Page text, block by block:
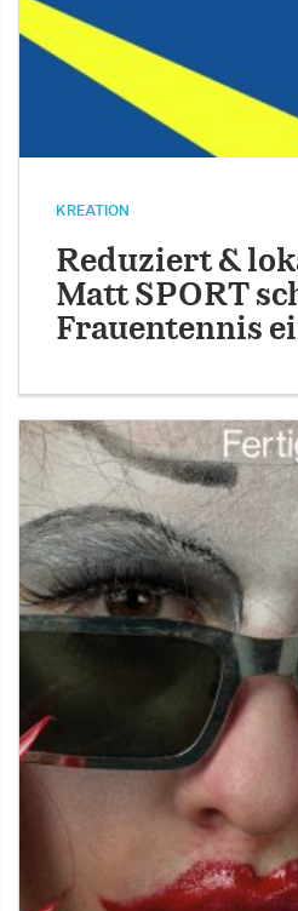
KREATION
Reduziert &
Matt SPORT
Frauentennis